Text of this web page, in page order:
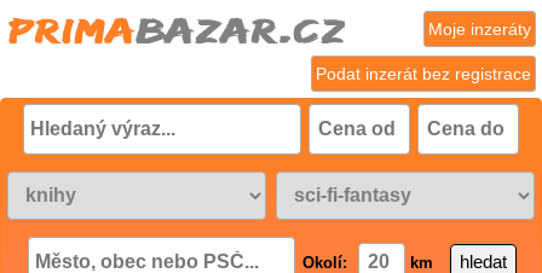
Podat inzerát bez registrace
Moje inzeráty
Okolí: km